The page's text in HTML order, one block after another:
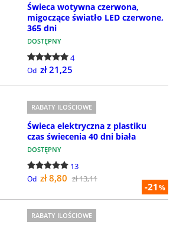
Świeca wotywna czerwona,
migoczące światło LED czerwone,
365 dni
DOSTĘPNY
4
Od zł 21,25
-21%
RABATY ILOŚCIOWE
Świeca elektryczna z plastiku
czas świecenia 40 dni biała
DOSTĘPNY
13
Od zł 8,80 zł 13,11
RABATY ILOŚCIOWE